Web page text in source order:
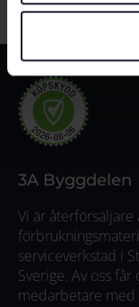
3A Byggdelen
Vi är återförsäljare
serviceverkstad i
Sverige. Av oss
medarbetare